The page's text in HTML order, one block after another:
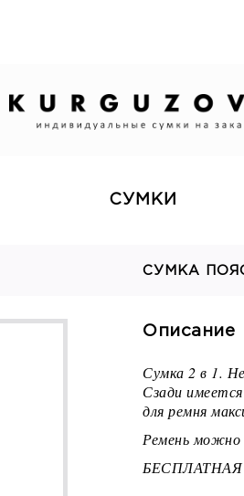
СУМКИ
СУМКА
Описание
Сумка 2 в 1.
Сзади
для ремня
Ремень можно
БЕСПЛАТНАЯ